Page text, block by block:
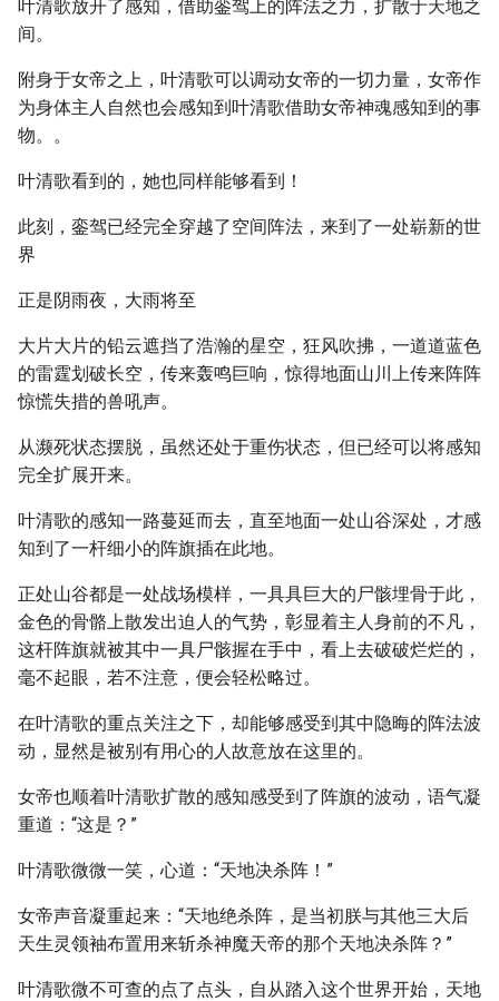
叶清歌放开了感知，借助銮驾上的阵法之力，扩散于天地之
间。
附身于女帝之上，叶清歌可以调动女帝的一切力量，女帝作
为身体主人自然也会感知到叶清歌借助女帝神魂感知到的事
物。。
叶清歌看到的，她也同样能够看到！
此刻，銮驾已经完全穿越了空间阵法，来到了一处崭新的世
界
正是阴雨夜，大雨将至
大片大片的铅云遮挡了浩瀚的星空，狂风吹拂，一道道蓝色
的雷霆划破长空，传来轰鸣巨响，惊得地面山川上传来阵阵
惊慌失措的兽吼声。
从濒死状态摆脱，虽然还处于重伤状态，但已经可以将感知
完全扩展开来。
叶清歌的感知一路蔓延而去，直至地面一处山谷深处，才感
知到了一杆细小的阵旗插在此地。
正处山谷都是一处战场模样，一具具巨大的尸骸埋骨于此，
金色的骨骼上散发出迫人的气势，彰显着主人身前的不凡，
这杆阵旗就被其中一具尸骸握在手中，看上去破破烂烂的，
毫不起眼，若不注意，便会轻松略过。
在叶清歌的重点关注之下，却能够感受到其中隐晦的阵法波
动，显然是被别有用心的人故意放在这里的。
女帝也顺着叶清歌扩散的感知感受到了阵旗的波动，语气凝
重道：“这是？”
叶清歌微微一笑，心道：“天地决杀阵！”
女帝声音凝重起来：“天地绝杀阵，是当初朕与其他三大后
天生灵领袖布置用来斩杀神魔天帝的那个天地决杀阵？”
叶清歌微不可查的点了点头，自从踏入这个世界开始，天地